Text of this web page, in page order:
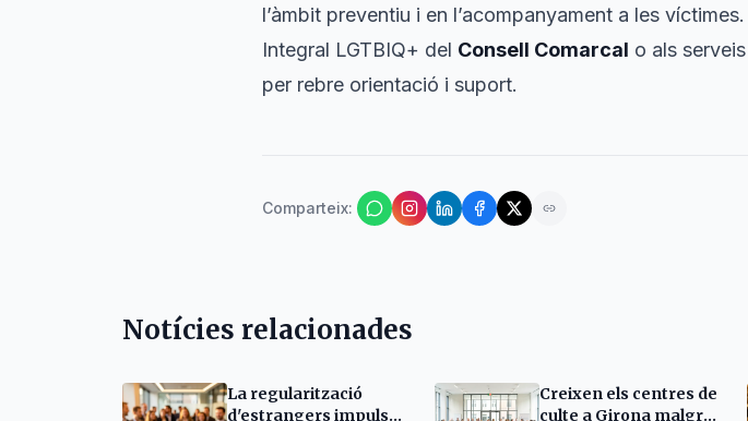
l’àmbit preventiu i en l’acompanyament a les
Integral LGTBIQ+ del Consell Comarcal o als
per rebre orientació i suport.
Comparteix:
Notícies relacionades
La regularització
d'estrangers impulsa
Creixen els centres de
culte a Girona malgrat